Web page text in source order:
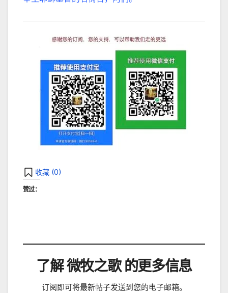
收藏 (0)
赞过：
了解 微牧之歌 的更多信息
订阅即可将最新帖子发送到您的电子邮箱。